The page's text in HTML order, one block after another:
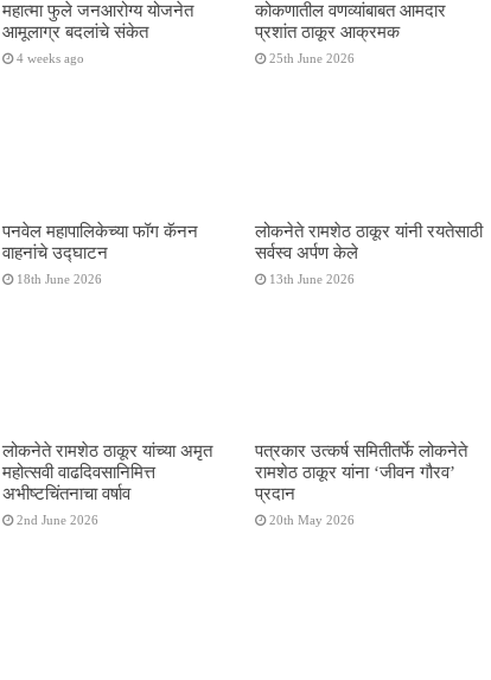
महात्मा फुले जनआरोग्य योजनेत
आमूलाग्र बदलांचे संकेत
4 weeks ago
कोकणातील वणव्यांबाबत आमदार
प्रशांत ठाकूर आक्रमक
25th June 2026
पनवेल महापालिकेच्या फॉग कॅनन
वाहनांचे उद्घाटन
18th June 2026
लोकनेते रामशेठ ठाकूर यांनी रयतेसाठी
सर्वस्व अर्पण केले
13th June 2026
लोकनेते रामशेठ ठाकूर यांच्या अमृत
महोत्सवी वाढदिवसानिमित्त
अभीष्टचिंतनाचा वर्षाव
2nd June 2026
पत्रकार उत्कर्ष समितीतर्फे लोकनेते
रामशेठ ठाकूर यांना ‌‘जीवन गौरव‌’
प्रदान
20th May 2026